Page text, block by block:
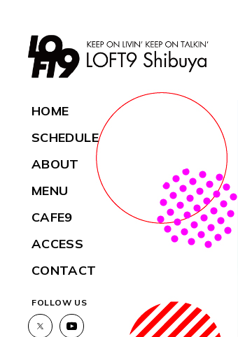
HOME
SCHEDULE
ABOUT
MENU
CAFE9
ACCESS
CONTACT
FOLLOW US